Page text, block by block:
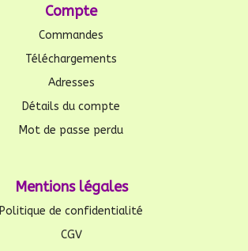
Compte
Commandes
Téléchargements
Adresses
Détails du compte
Mot de passe perdu
Mentions légales
Politique de confidentialité
CGV